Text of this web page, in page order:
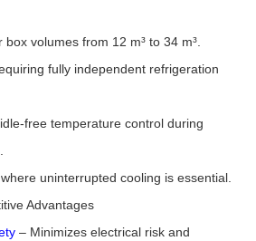
volumes from 12 m³ to 34 m³.
fully independent refrigeration
free temperature control during
uninterrupted cooling is essential.
Advantages
– Minimizes electrical risk and